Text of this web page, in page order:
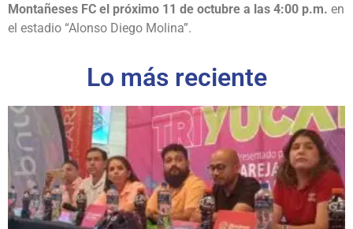
Montañeses FC el próximo 11 de octubre a las 4:00 p.m. en
el estadio “Alonso Diego Molina”.
Lo más reciente